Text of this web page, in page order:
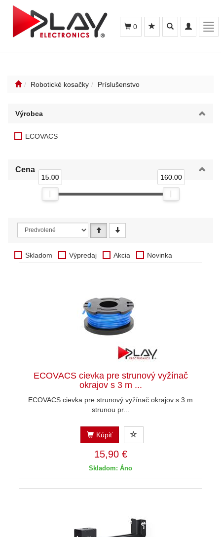
Toggle
navigation
Toggle
search
0
Robotické kosačky Príslušenstvo
Výrobca
ECOVACS
Cena
15.00 160.00
Skladom Výpredaj Akcia Novinka
ECOVACS cievka pre strunový vyžínač
okrajov s 3 m ...
ECOVACS cievka pre strunový vyžínač okrajov s 3 m
strunou pr...
Kúpiť
15,90 €
Skladom: Áno